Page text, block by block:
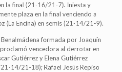
la final (21-16/21-7). Iniesta y
plaza en la final venciendo a
(La Encina) en semis (21-14/21-9).
formada por Joaquín
vencedora al derrotar en
Gutiérrez y Elena Gutiérrez
14/21-18); Rafael Jesús Repiso